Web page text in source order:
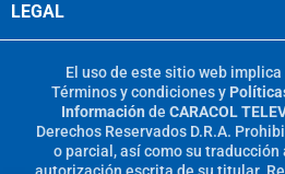
LEGAL
El uso de este sitio web
Términos y condicionesy
Información de CARACOL
Derechos Reservados D.R.A.
o parcial, así como su